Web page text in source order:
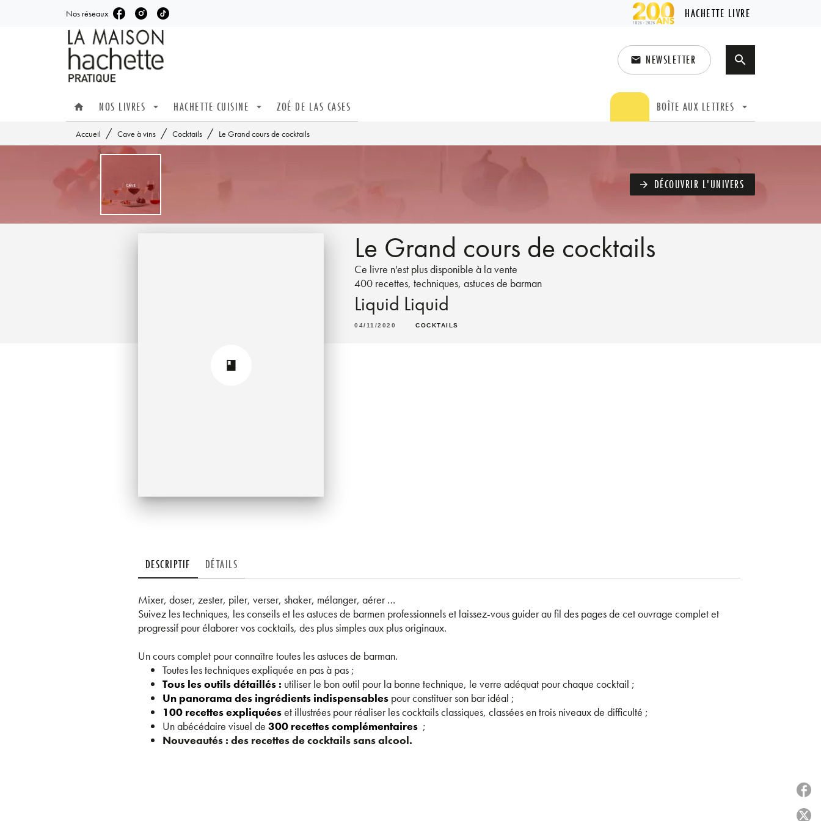
MENU RECHERCHE
Nos réseaux HACHETTE LIVRE
email NEWSLETTER search
home NOS LIVRES arrow_drop_down HACHETTE CUISINE arrow_drop_down ZOÉ DE LAS CASES BOÎTE AUX LETTRES arrow_drop_down
Accueil / Cave à vins / Cocktails / Le Grand cours de cocktails
arrow_forward DÉCOUVRIR L'UNIVERS
Le Grand cours de cocktails
Ce livre n'est plus disponible à la vente
400 recettes, techniques, astuces de barman
Liquid Liquid
04/11/2020 COCKTAILS
DESCRIPTIF DÉTAILS
Mixer, doser, zester, piler, verser, shaker, mélanger, aérer …
Suivez les techniques, les conseils et les astuces de barmen professionnels et laissez-vous guider au fil des pages de cet ouvrage complet et
progressif pour élaborer vos cocktails, des plus simples aux plus originaux.
Un cours complet pour connaître toutes les astuces de barman.
Toutes les techniques expliquée en pas à pas ;
Tous les outils détaillés : utiliser le bon outil pour la bonne technique, le verre adéquat pour chaque cocktail ;
Un panorama des ingrédients indispensablespour constituer son bar idéal ;
100 recettes expliquéeset illustrées pour réaliser les cocktails classiques, classées en trois niveaux de difficulté ;
Un abécédaire visuel de 300 recettes complémentaires;
Nouveautés : des recettes de cocktails sans alcool.